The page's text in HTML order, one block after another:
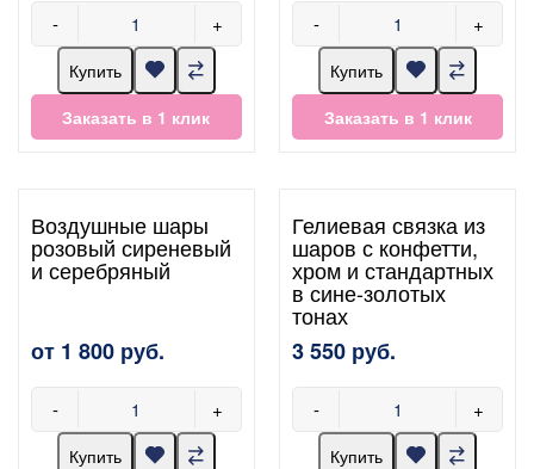
- +
Купить
Заказать в 1 клик
- +
Купить
Заказать в 1 клик
Воздушные шары
розовый сиреневый
и серебряный
от 1 800 руб.
- +
Купить
Гелиевая связка из
шаров с конфетти,
хром и стандартных
в сине-золотых
тонах
3 550 руб.
- +
Купить